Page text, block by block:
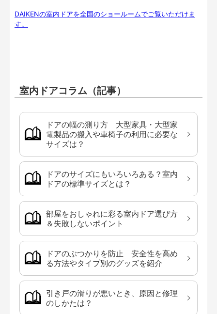
DAIKENの室内ドアを全国のショールームでご覧いただけま
す。
室内ドアコラム（記事）
ドアの幅の測り方 大型家具・大型家
電製品の搬入や車椅子の利用に必要な
サイズは？
ドアのサイズにもいろいろある？室内
ドアの標準サイズとは？
部屋をおしゃれに彩る室内ドア選び方
＆失敗しないポイント
ドアのぶつかりを防止 安全性を高め
る方法やタイプ別のグッズを紹介
引き戸の滑りが悪いとき、原因と修理
のしかたは？